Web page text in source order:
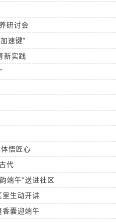
研讨会
速键”
新实践
悟匠心
代
端午”送进社区
生动开讲
香囊迎端午